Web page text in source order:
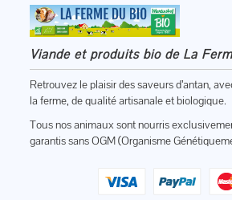
Viande et produits bio de La
Retrouvez le plaisir des saveurs d’antan,
la ferme, de qualité artisanale et biologique.
Tous nos animaux sont nourris
garantis sans OGM (Organisme